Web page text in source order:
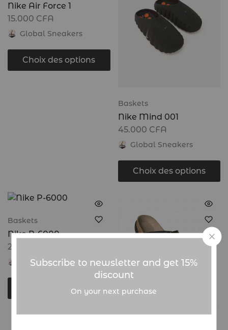
Nike Air Force 1
15.000 CFA
Global Sneakers
Choix des options
Baskets
Nike Mind 001
45.000 CFA
Global Sneakers
Choix des options
Baskets
Nike P-6000
20.000
Global Sneakers
Choix des options
Subscribe to newsletter and get 15%
discount
On your next purchase